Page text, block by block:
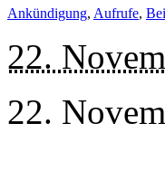
Ankündigung, Aufrufe,
22.
22.